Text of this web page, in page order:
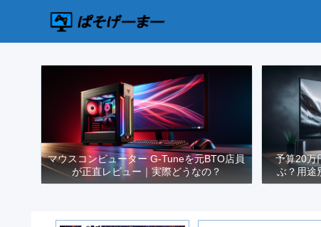
マウスコンピューター G-Tuneを元BTO店員
が正直レビュー｜実際どうなの？
予算20万
ぶ？用途